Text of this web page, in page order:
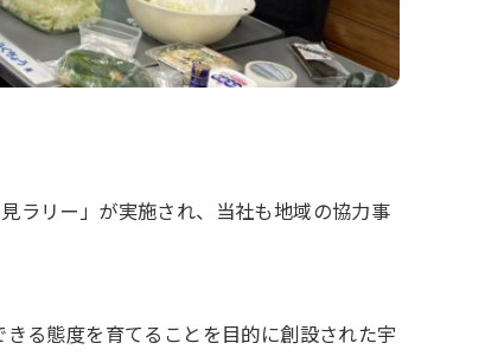
ラリー」が実施され、当社も地域の協力事
る態度を育てることを目的に創設された宇